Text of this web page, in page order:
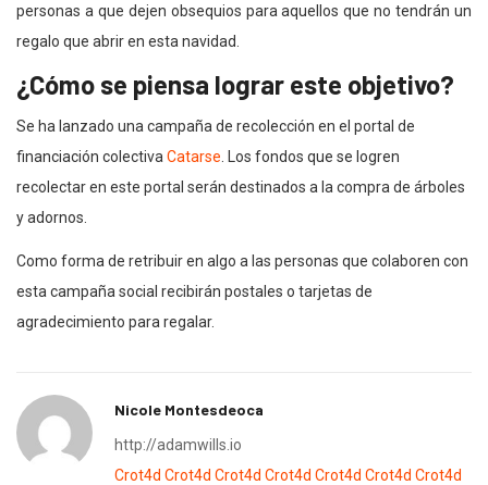
personas a que dejen obsequios para aquellos que no tendrán un
regalo que abrir en esta navidad.
¿Cómo se piensa lograr este objetivo?
Se ha lanzado una campaña de recolección en el portal de
financiación colectiva Catarse . Los fondos que se logren
recolectar en este portal serán destinados a la compra de árboles
y adornos.
Como forma de retribuir en algo a las personas que colaboren con
esta campaña social recibirán postales o tarjetas de
agradecimiento para regalar.
Nicole Montesdeoca
http://adamwills.io
Crot4d Crot4d Crot4d Crot4d Crot4d Crot4d Crot4d